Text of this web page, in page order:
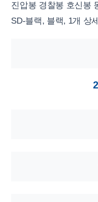
진압봉 경찰봉 호신봉
SD-블랙, 블랙, 1개 상